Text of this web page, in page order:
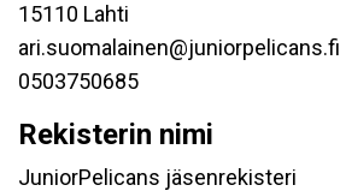
15110 Lahti
ari.suomalainen@juniorpelicans.fi
0503750685
Rekisterin nimi
JuniorPelicans jäsenrekisteri